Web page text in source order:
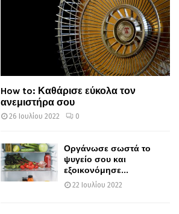
How to: Καθάρισε εύκολα τον
ανεμιστήρα σου
26 Ιουλίου 2022 0
Οργάνωσε σωστά το
ψυγείο σου και
εξοικονόμησε...
22 Ιουλίου 2022